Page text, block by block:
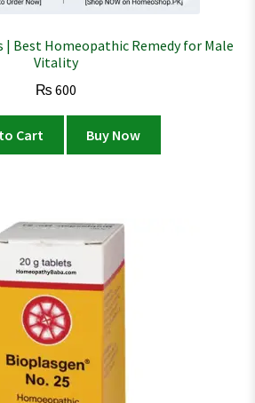
| Best Homeopathic Remedy for Male
Vitality
₨ 600
Cart Buy Now